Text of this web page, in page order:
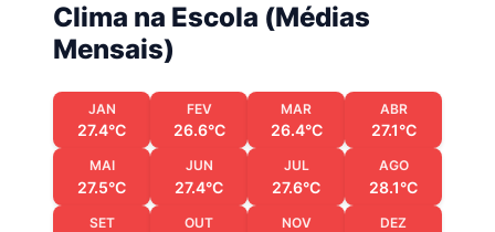
Clima na Escola (Médias
Mensais)
JAN
27.4°C
FEV
26.6°C
MAR
26.4°C
ABR
27.1°C
MAI
27.5°C
JUN
27.4°C
JUL
27.6°C
AGO
28.1°C
SET OUT NOV DEZ